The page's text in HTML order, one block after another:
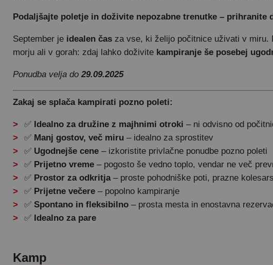
Podaljšajte poletje in doživite nepozabne trenutke – prihranite
September je idealen čas za vse, ki želijo počitnice uživati v miru.
morju ali v gorah: zdaj lahko doživite kampiranje še posebej
Ponudba velja do 29.09.2025
Zakaj se splača kampirati pozno poleti:
✅ Idealno za družine z majhnimi otroki – ni odvisno od
✅ Manj gostov, več miru – idealno za sprostitev
✅ Ugodnejše cene – izkoristite privlačne ponudbe pozno poleti
✅ Prijetno vreme – pogosto še vedno toplo, vendar ne več
✅ Prostor za odkritja– proste pohodniške poti, prazne
✅ Prijetne večere – popolno kampiranje
✅Spontano in fleksibilno – prosta mesta in enostavna
✅ Idealno za pare
Kamp